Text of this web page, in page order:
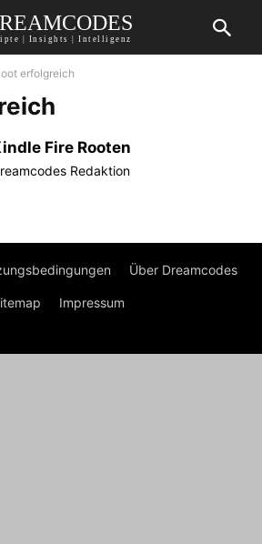
| Insights | Intelligenz
erfolgreich
Fire Rooten
Redaktion
Über Dreamcodes
Impressum